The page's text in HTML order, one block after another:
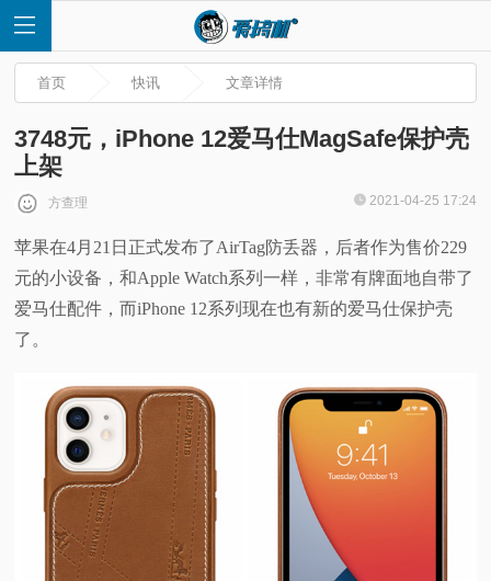
首
页
快
首页 快讯 文章详情
3748元，iPhone 12爱马仕MagSafe保护壳
上架
方查理 2021-04-25 17:24
苹果在4月21日正式发布了AirTag防丢器，后者作为售价229
元的小设备，和Apple Watch系列一样，非常有牌面地自带了
爱马仕配件，而iPhone 12系列现在也有新的爱马仕保护壳
了。